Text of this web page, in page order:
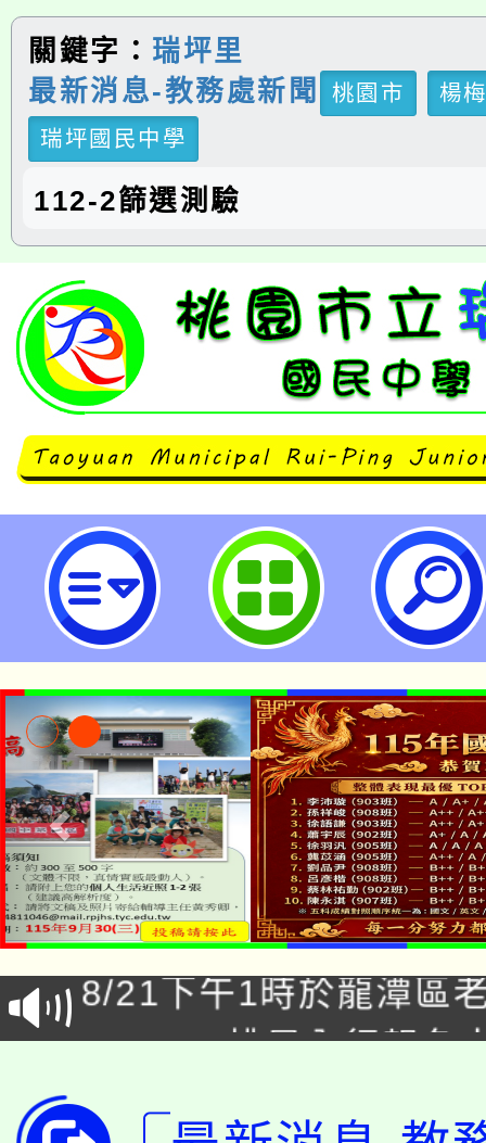
關鍵字： 瑞坪里
最新消息-教務處新聞
桃園市
楊
瑞坪國民中學
112-2篩選測驗
112-2篩選測驗-桃園市立瑞坪國民
「本色祭」8/29、30在
場熱烈登場!
8/21下午1時於龍潭區
徵才活動。
YOUNG桃局內行報名